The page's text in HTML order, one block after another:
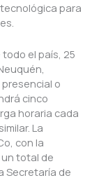
para
el país, 25
o
cinco
horaria cada
La
con la
total de
Secretaría de